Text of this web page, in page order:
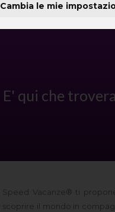
Cambia le mie
E' qui che
Speed Vacanze® ti
scoprire il mondo in